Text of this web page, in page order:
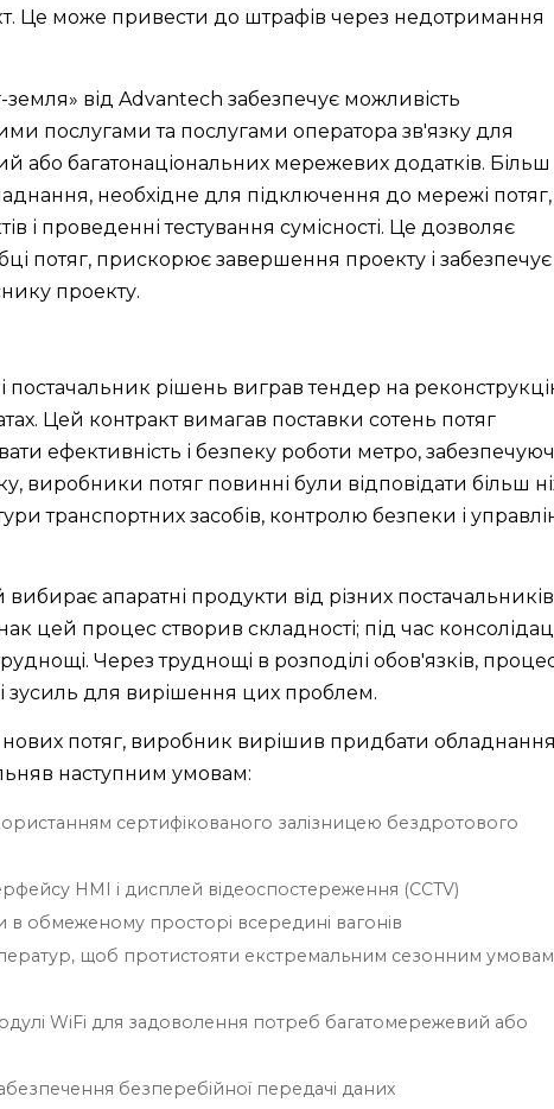
Це може привести до штрафів через недотримання
від Advantech забезпечує можливість
послугами та послугами оператора зв'язку для
або багатонаціональних мережевих додатків. Більш
необхідне для підключення до мережі
і проведенні тестування сумісності. Це дозволяє
потяг, прискорює завершення проекту і забезпечує
проекту.
постачальник рішень виграв тендер на
Цей контракт вимагав поставки сотень потяг
ефективність і безпеку роботи метро,
виробники потяг повинні були відповідати більш
транспортних засобів, контролю безпеки і
апаратні продукти від різних
цей процес створив складності; під час
Через труднощі в розподілі обов'язків,
зусиль для вирішення цих проблем.
потяг, виробник вирішив придбати
наступним умовам:
сертифікованого залізницею бездротового
HMI і дисплей відеоспостереження (CCTV)
в обмеженому просторі всередині вагонів
щоб протистояти екстремальним сезонним умовам
WiFi для задоволення потреб багатомережевий або
безперебійної передачі даних